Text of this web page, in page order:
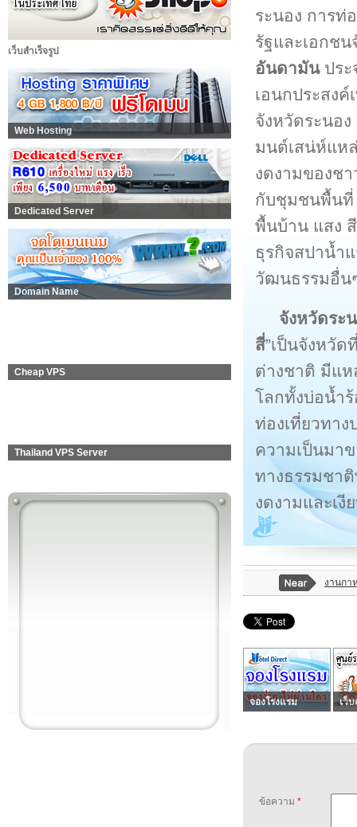
เว็บสำเร็จรูป
Web Hosting
Dedicated Server
Domain Name
Cheap VPS
Thailand VPS Server
ระนอง การท่
รัฐและเอกช
อันดามันประ
เอนกประสงค์
จังหวัดระนอ
มนต์เสน่ห์แห
งดงามของชา
กับชุมชนพื้นที่
พื้นบ้าน แสง
ธุรกิจสปาน้ำ
วัฒนธรรมอื่น
จังหวัดระ
สี่”เป็นจังหวั
ต่างชาติ มีแ
โลกทั้งบ่อน้ำ
ท่องเที่ยวทาง
ความเป็นมาข
ทางธรรมชา
งดงามและเงี
งานกา
จองโรงแรม เว็บ
ข้อความ *